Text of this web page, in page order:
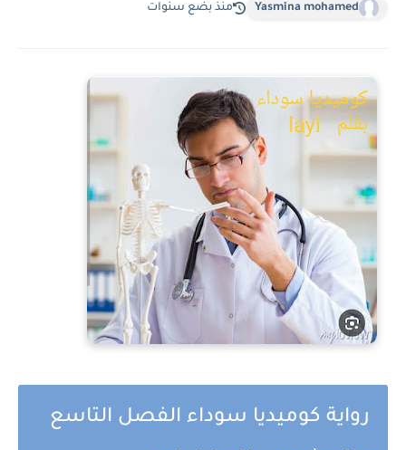
Yasmina mohamed منذ بضع سنوات
رواية كوميديا سوداء الفصل التاسع